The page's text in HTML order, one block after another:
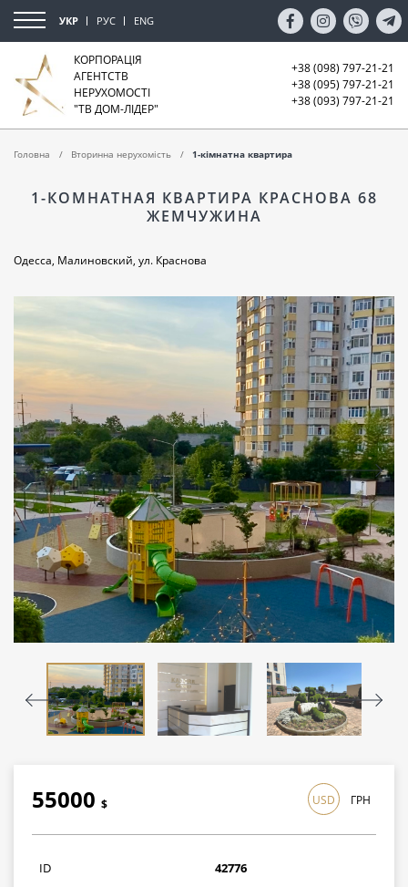
УКР РУС ENG
КОРПОРАЦІЯ
АГЕНТСТВ
НЕРУХОМОСТІ
"ТВ ДОМ-ЛІДЕР"
+38 (098) 797-21-21
+38 (095) 797-21-21
+38 (093) 797-21-21
Головна Вторинна нерухомість 1-кімнатна квартира
1-КОМНАТНАЯ КВАРТИРА КРАСНОВА 68
ЖЕМЧУЖИНА
Одесса, Малиновский, ул. Краснова
55000 $
1595000грн
USD ГРН
ID
42776